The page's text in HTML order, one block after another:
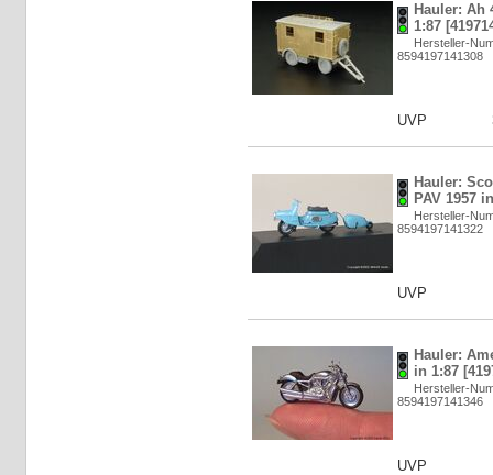
Hauler: Ah
1:87
Hersteller-
8594197141308
UVP
Hauler:
PAV 1957
Hersteller-
8594197141322
UVP
Hauler:
in 1:87
Hersteller-
8594197141346
UVP